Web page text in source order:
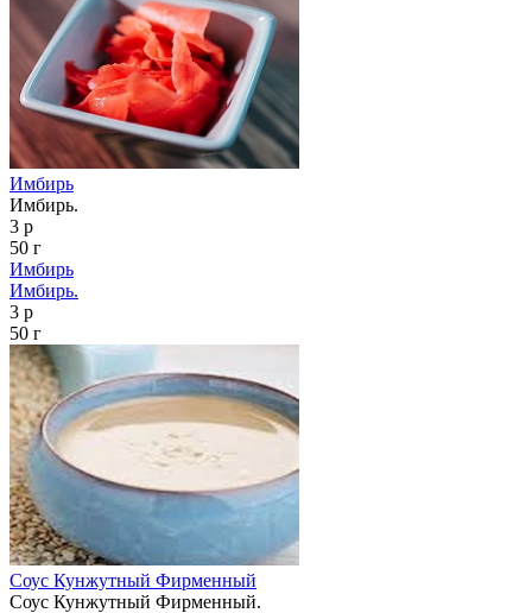
Имбирь
Имбирь.
3 р
50 г
Имбирь
Имбирь.
3 р
50 г
Соус Кунжутный Фирменный
Соус Кунжутный Фирменный.